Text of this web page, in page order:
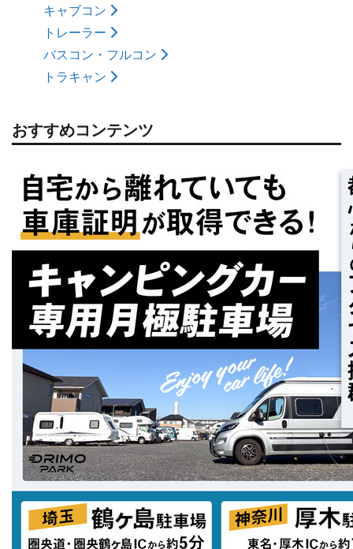
キャブコン
トレーラー
バスコン・フルコン
トラキャン
おすすめコンテンツ